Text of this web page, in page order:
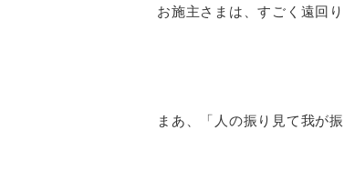
お施主さまは、すごく遠回
まあ、「人の振り見て我が